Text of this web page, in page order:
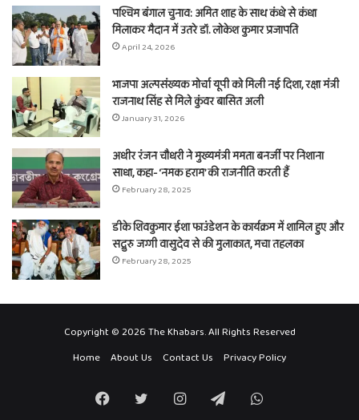
पश्चिम बंगाल चुनाव: अमित शाह के साथ कंधे से कंधा
मिलाकर मैदान में उतरे डॉ. लोकेश कुमार प्रजापति
April 24, 2026
भाजपा अल्पसंख्यक मोर्चा यूपी को मिली नई दिशा, रक्षा मंत्री
राजनाथ सिंह से मिले कुंवर बासित अली
January 31, 2026
अधीर रंजन चौधरी ने मुख्यमंत्री ममता बनर्जी पर निशाना
साधा, कहा- ‘नमक हराम’ की राजनीति करती हैं
February 28, 2025
डीके शिवकुमार ईशा फाउंडेशन के कार्यक्रम में शामिल हुए और
सद्गुरु जग्गी वासुदेव से की मुलाकात, मचा तहलका
February 28, 2025
Copyright © 2026 The Khabars. All Rights Reserved
Home
About Us Contact Us Privacy Policy
FacebookTwitterInstagramTelegramWhatsApp